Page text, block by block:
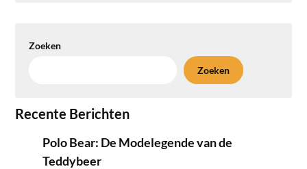
Zoeken
Zoeken
Recente Berichten
Polo Bear: De Modelegende van de
Teddybeer